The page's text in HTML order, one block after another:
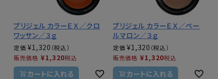
プリジェル カラーＥＸ／クロ
ワッサン／３ｇ
定価 ¥1,320
販売価格 ¥1,320税込
カートに入れる
プリジェル カラーＥＸ／ペー
ルマロン／３ｇ
定価 ¥1,320
販売価格 ¥1,320税込
カートに入れる